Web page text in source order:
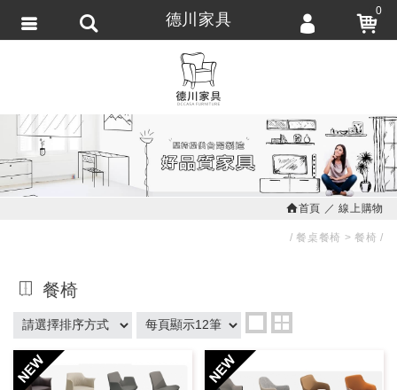
首頁 線上購物
餐桌餐椅 餐椅
餐椅
德川家具 0
會員登入
會員註冊
訂單查詢
繁體中文